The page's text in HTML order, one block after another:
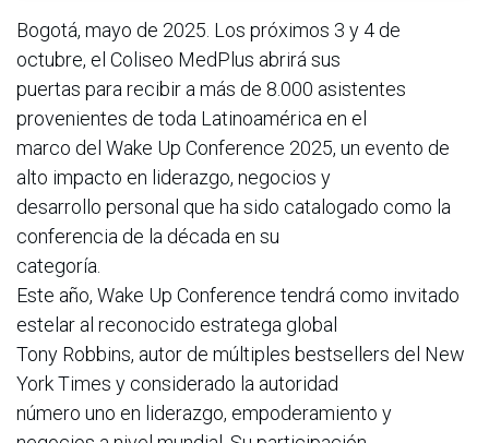
Bogotá, mayo de 2025. Los próximos 3 y 4 de
octubre, el Coliseo MedPlus abrirá sus
puertas para recibir a más de 8.000 asistentes
provenientes de toda Latinoamérica en el
marco del Wake Up Conference 2025, un evento de
alto impacto en liderazgo, negocios y
desarrollo personal que ha sido catalogado como la
conferencia de la década en su
categoría.
Este año, Wake Up Conference tendrá como invitado
estelar al reconocido estratega global
Tony Robbins, autor de múltiples bestsellers del New
York Times y considerado la autoridad
número uno en liderazgo, empoderamiento y